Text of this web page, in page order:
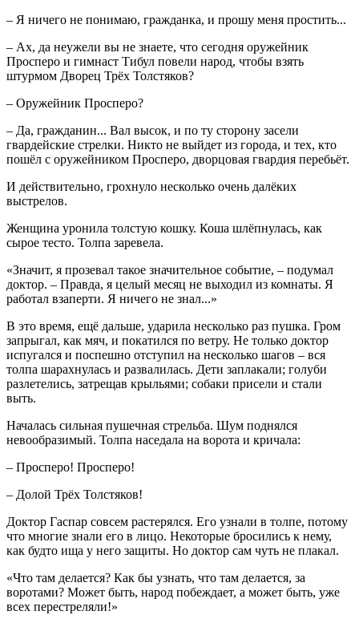
– Я ничего не понимаю, гражданка, и прошу меня простить...
– Ах, да неужели вы не знаете, что сегодня оружейник
Просперо и гимнаст Тибул повели народ, чтобы взять
штурмом Дворец Трёх Толстяков?
– Оружейник Просперо?
– Да, гражданин... Вал высок, и по ту сторону засели
гвардейские стрелки. Никто не выйдет из города, и тех, кто
пошёл с оружейником Просперо, дворцовая гвардия перебьёт.
И действительно, грохнуло несколько очень далёких
выстрелов.
Женщина уронила толстую кошку. Коша шлёпнулась, как
сырое тесто. Толпа заревела.
«Значит, я прозевал такое значительное событие, – подумал
доктор. – Правда, я целый месяц не выходил из комнаты. Я
работал взаперти. Я ничего не знал...»
В это время, ещё дальше, ударила несколько раз пушка. Гром
запрыгал, как мяч, и покатился по ветру. Не только доктор
испугался и поспешно отступил на несколько шагов – вся
толпа шарахнулась и развалилась. Дети заплакали; голуби
разлетелись, затрещав крыльями; собаки присели и стали
выть.
Началась сильная пушечная стрельба. Шум поднялся
невообразимый. Толпа наседала на ворота и кричала:
– Просперо! Просперо!
– Долой Трёх Толстяков!
Доктор Гаспар совсем растерялся. Его узнали в толпе, потому
что многие знали его в лицо. Некоторые бросились к нему,
как будто ища у него защиты. Но доктор сам чуть не плакал.
«Что там делается? Как бы узнать, что там делается, за
воротами? Может быть, народ побеждает, а может быть, уже
всех перестреляли!»